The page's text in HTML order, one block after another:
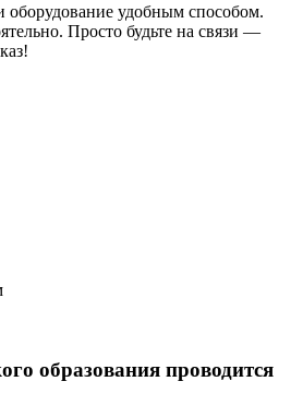
удобным способом.
Просто будьте на связи —
образования проводится